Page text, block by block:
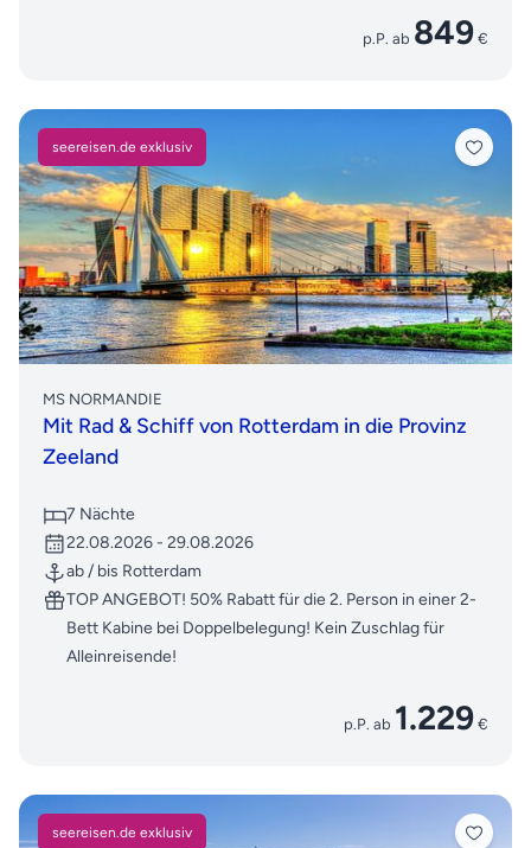
p.P. ab 849 €
seereisen.de exklusiv
MS NORMANDIE
Mit Rad & Schiff von Rotterdam in die Provinz
Zeeland
7 Nächte
22.08.2026 - 29.08.2026
ab / bis Rotterdam
TOP ANGEBOT! 50% Rabatt für die 2. Person in einer 2-
Bett Kabine bei Doppelbelegung! Kein Zuschlag für
Alleinreisende!
p.P. ab 1.229 €
seereisen.de exklusiv